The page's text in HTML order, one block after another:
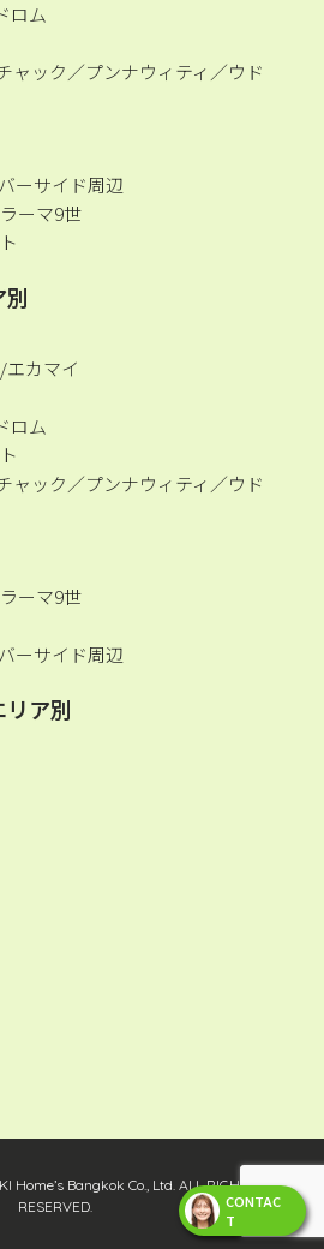
CONTAC
T
ロム
ャック／プンナウィティ／ウド
ーサイド周辺
ーマ9世
カマイ
ロム
ャック／プンナウィティ／ウド
ーマ9世
ーサイド周辺
ア別
Home’s Bangkok Co., Ltd. ALL RIGHTS
RESERVED.